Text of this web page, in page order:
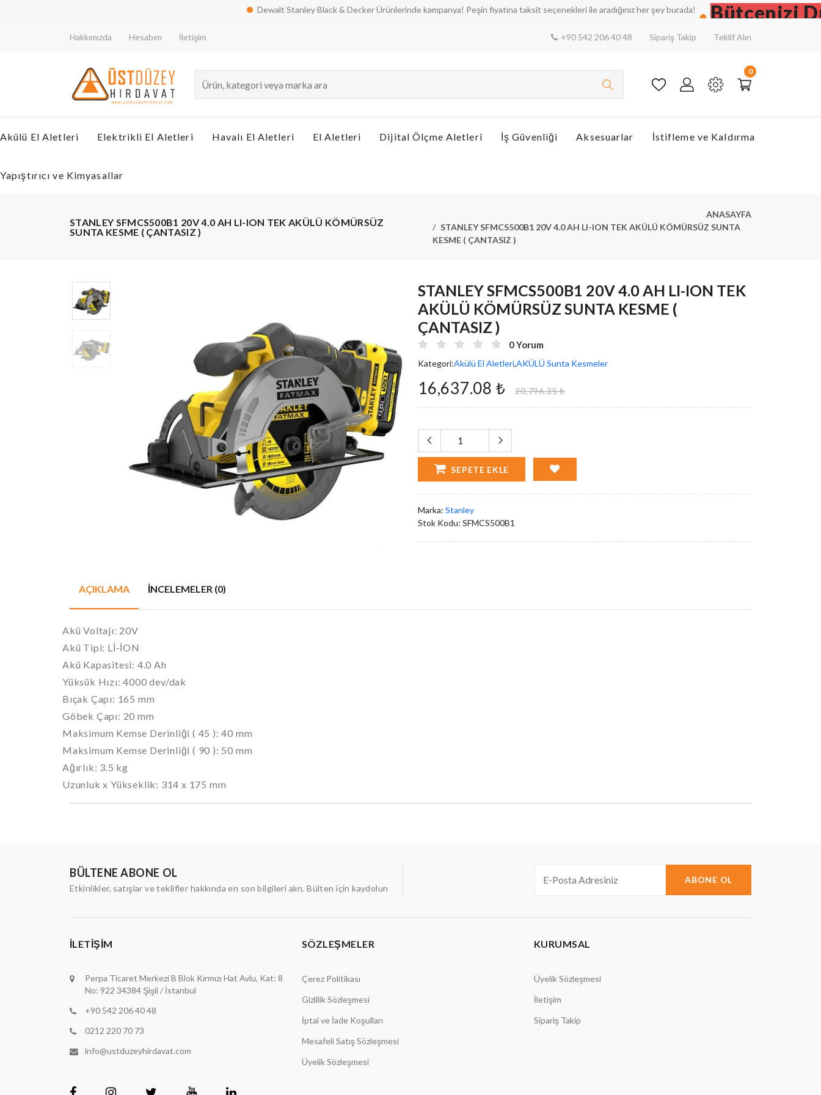
Dewalt Stanley Black & Decker Ürünlerinde kampanya! Peşin fiyatına taksit seçenekleri ile aradığınız her şey burada! Bütçenizi
Hakkımızda Hesabım İletişim +90 542 206 40 48 Sipariş Takip Teklif Alın
0
Akülü El Aletleri Elektrikli El Aletleri Havalı El Aletleri El Aletleri Dijital Ölçme Aletleri İş Güvenliği Aksesuarlar İstifleme ve Kaldırma
Yapıştırıcı ve Kimyasallar
STANLEY SFMCS500B1 20V 4.0 AH LI-ION TEK AKÜLÜ KÖMÜRSÜZ
SUNTA KESME ( ÇANTASIZ )
ANASAYFA
STANLEY SFMCS500B1 20V 4.0 AH LI-ION TEK AKÜLÜ KÖMÜRSÜZ SUNTA
KESME ( ÇANTASIZ )
STANLEY SFMCS500B1 20V 4.0 AH LI-ION TEK
AKÜLÜ KÖMÜRSÜZ SUNTA KESME (
ÇANTASIZ )
0 Yorum
Kategori:Akülü El Aletleri,AKÜLÜ Sunta Kesmeler
16,637.08 ₺ 20,796.35 ₺
SEPETE EKLE
Marka: Stanley
Stok Kodu: SFMCS500B1
AÇIKLAMA İNCELEMELER (0)
Akü Voltajı: 20V
Akü Tipi: Lİ-İON
Akü Kapasitesi: 4.0 Ah
Yüksük Hızı: 4000 dev/dak
Bıçak Çapı: 165 mm
Göbek Çapı: 20 mm
Maksimum Kemse Derinliği ( 45 ): 40 mm
Maksimum Kemse Derinliği ( 90 ): 50 mm
Ağırlık: 3.5 kg
Uzunluk x Yükseklik: 314 x 175 mm
BÜLTENE ABONE OL
Etkinlikler, satışlar ve teklifler hakkında en son bilgileri alın. Bülten için kaydolun
ABONE OL
İLETIŞIM
Perpa Ticaret Merkezi B Blok Kırmızı Hat Avlu, Kat: 8
No: 922 34384 Şişli / İstanbul
+90 542 206 40 48
0212 220 70 73
info@ustduzeyhirdavat.com
SÖZLEŞMELER
Çerez Politikası
Gizlilik Sözleşmesi
İptal ve İade Koşulları
Mesafeli Satış Sözleşmesi
Üyelik Sözleşmesi
KURUMSAL
Üyelik Sözleşmesi
İletişim
Sipariş Takip